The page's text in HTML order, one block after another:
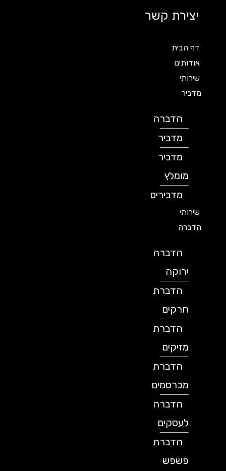
יצירת קשר
דף הבית
אודותינו
שירותי
מדביר
הדברה
מדביר
מדביר
מומלץ
מדבירים
שירותי
הדברה
הדברה
ירוקה
הדברת
חרקים
הדברת
מזיקים
הדברת
מכרסמים
הדברה
לעסקים
הדברת
פשפש